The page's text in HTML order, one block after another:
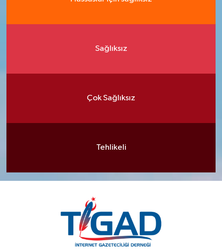
Sağlıksız
Çok Sağlıksız
Tehlikeli